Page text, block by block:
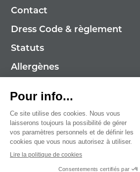
Contact
Dress Code & règlement
Statuts
Allergènes
Mentions légales
Politique de cookies
Politique de confidentialité
© 2026 Cercle Munster . Tous droits réservés